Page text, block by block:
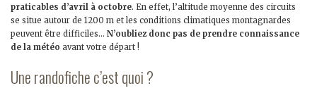
praticables d’avril à octobre. En effet, l’altitude moyenne des circuits
se situe autour de 1200 m et les conditions climatiques montagnardes
peuvent être difficiles… N’oubliez donc pas de prendre connaissance
de la météo avant votre départ !
Une randofiche c’est quoi ?